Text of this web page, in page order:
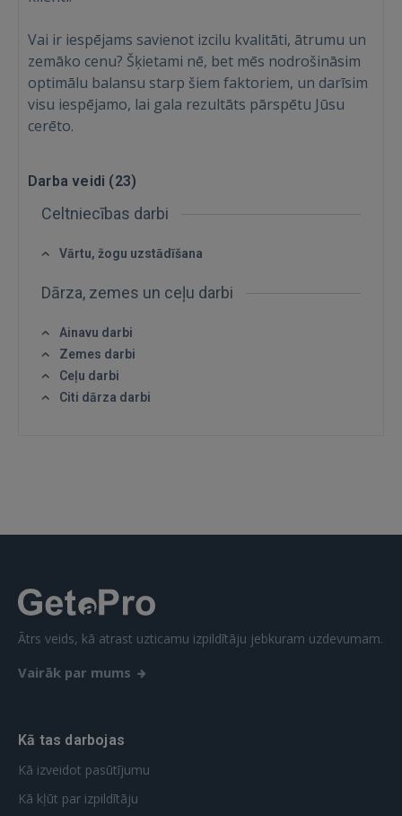
Aizmirsāt paroli?
 Sign in with Apple
Vai ir iespējams savienot izcilu kvalitāti, ātrumu un
zemāko cenu? Šķietami nē, bet mēs nodrošināsim
optimālu balansu starp šiem faktoriem, un darīsim
visu iespējamo, lai gala rezultāts pārspētu Jūsu
cerēto.
Darba veidi (23)
Celtniecības darbi
Vārtu, žogu uzstādīšana
Dārza, zemes un ceļu darbi
Ainavu darbi
Zemes darbi
Ceļu darbi
Citi dārza darbi
Ātrs veids, kā atrast uzticamu izpildītāju jebkuram uzdevumam.
Vairāk par mums
Kā tas darbojas
Kā izveidot pasūtījumu
Kā kļūt par izpildītāju